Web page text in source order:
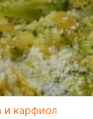
и карфиол